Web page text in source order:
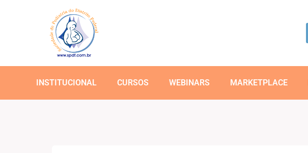
INSTITUCIONAL CURSOS WEBINARS MARKETPLACE